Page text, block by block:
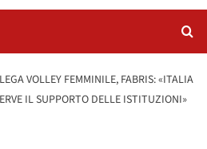
LEGA VOLLEY FEMMINILE, FABRIS: «ITALIA
IL SUPPORTO DELLE ISTITUZIONI»